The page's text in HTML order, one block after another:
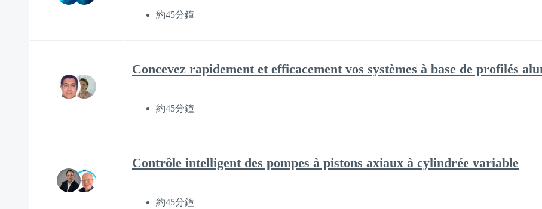
約45分鐘
Concevez rapidement et efficacement vos systèmes à base de profilés
約45分鐘
Contrôle intelligent des pompes à pistons axiaux à cylindrée variable
約45分鐘